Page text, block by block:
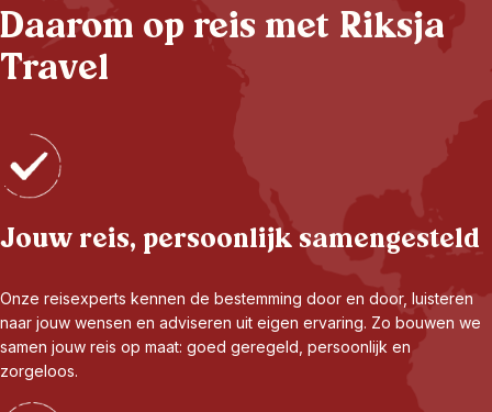
Daarom op reis met Riksja
Travel
Jouw reis, persoonlijk samengesteld
Onze reisexperts kennen de bestemming door en door, luisteren
naar jouw wensen en adviseren uit eigen ervaring. Zo bouwen we
samen jouw reis op maat: goed geregeld, persoonlijk en
zorgeloos.